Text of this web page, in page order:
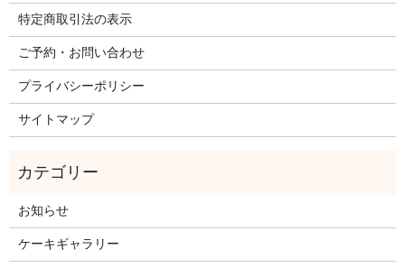
特定商取引法の表示
ご予約・お問い合わせ
プライバシーポリシー
サイトマップ
お知らせ
ケーキギャラリー